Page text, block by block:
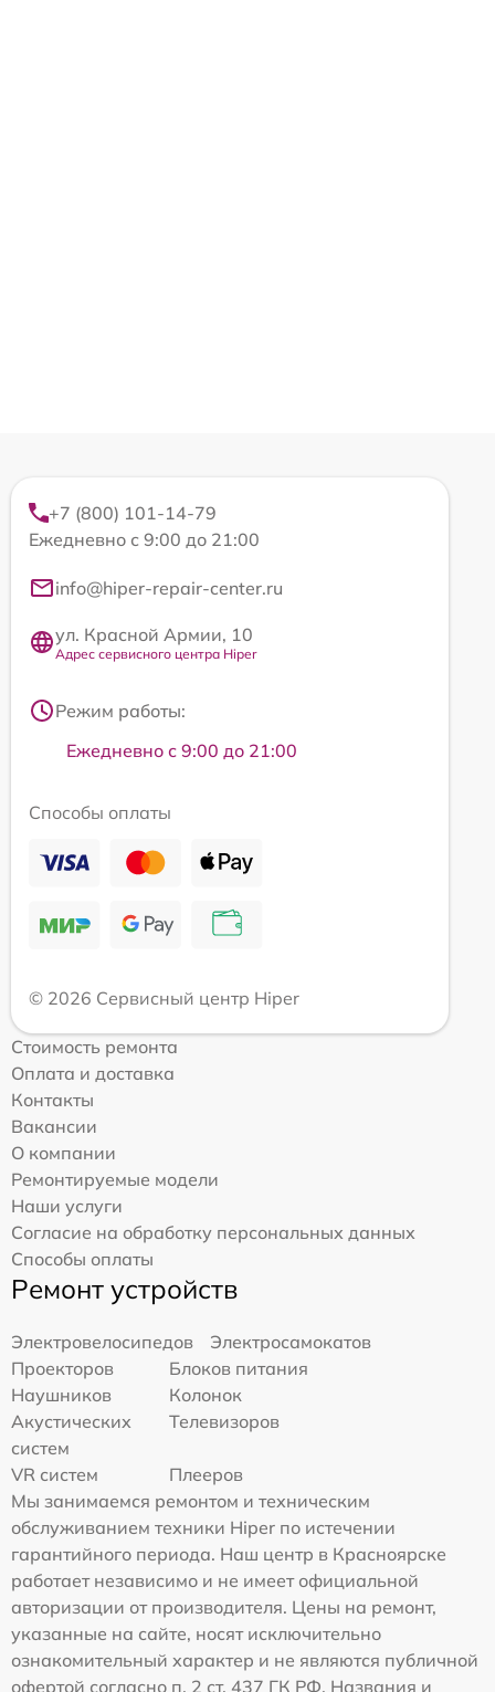
+7 (800) 101-14-79
Ежедневно с 9:00 до 21:00
info@hiper-repair-center.ru
ул. Красной Армии, 10
Адрес сервисного центра Hiper
Режим работы:
Ежедневно с 9:00 до 21:00
Способы оплаты
© 2026 Сервисный центр Hiper
Стоимость ремонта
Оплата и доставка
Контакты
Вакансии
О компании
Ремонтируемые модели
Наши услуги
Согласие на обработку персональных данных
Способы оплаты
Ремонт устройств
Электровелосипедов
Электросамокатов
Проекторов
Блоков питания
Наушников
Колонок
Акустических
систем
Телевизоров
VR систем
Плееров
Мы занимаемся ремонтом и техническим
обслуживанием техники Hiper по истечении
гарантийного периода. Наш центр в Красноярске
работает независимо и не имеет официальной
авторизации от производителя. Цены на ремонт,
указанные на сайте, носят исключительно
ознакомительный характер и не являются публичной
офертой согласно п. 2 ст. 437 ГК РФ. Названия и